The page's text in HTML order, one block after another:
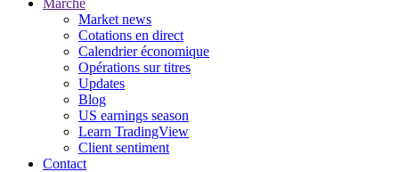
Market news
Cotations en direct
Calendrier économique
Opérations sur titres
Updates
Blog
US earnings season
Learn TradingView
Client sentiment
Contact